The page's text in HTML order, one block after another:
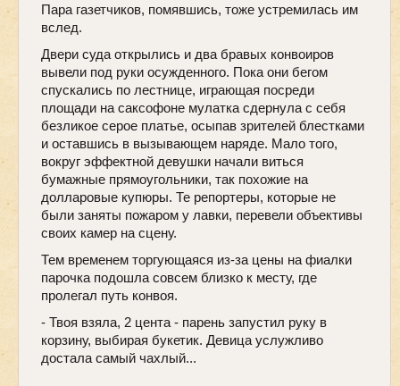
Пара газетчиков, помявшись, тоже устремилась им
вслед.
Двери суда открылись и два бравых конвоиров
вывели под руки осужденного. Пока они бегом
спускались по лестнице, играющая посреди
площади на саксофоне мулатка сдернула с себя
безликое серое платье, осыпав зрителей блестками
и оставшись в вызывающем наряде. Мало того,
вокруг эффектной девушки начали виться
бумажные прямоугольники, так похожие на
долларовые купюры. Те репортеры, которые не
были заняты пожаром у лавки, перевели объективы
своих камер на сцену.
Тем временем торгующаяся из-за цены на фиалки
парочка подошла совсем близко к месту, где
пролегал путь конвоя.
- Твоя взяла, 2 цента - парень запустил руку в
корзину, выбирая букетик. Девица услужливо
достала самый чахлый...